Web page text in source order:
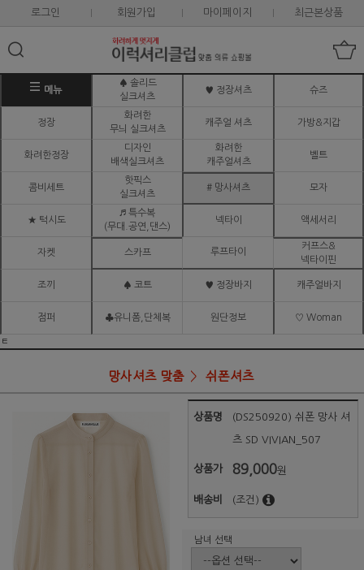
로그인 회원가입 마이페이지 최근본상품
메뉴
♠ 솔리드
실크셔츠
♥ 정장셔츠 슈즈
정장
화려한
무늬 실크셔츠
캐주얼 셔츠 가방&지갑
화려한정장
디자인
배색실크셔츠
화려한
캐주얼셔츠
벨트
콤비세트
핫픽스
실크셔츠
# 망사셔츠 모자
★ 턱시도
♬ 특수복
(무대.공연,댄스)
넥타이 액세서리
자켓 스카프 루프타이
커프스&
넥타이핀
조끼 ♠ 코트 ♥ 정장바지 캐주얼바지
점퍼 ♣유니폼,단체복 원단정보 ♡ Woman
ㅌ
망사셔츠 맞춤 쉬폰셔츠
상품명 (DS250920) 쉬폰 망사 셔
츠 SD VIVIAN_507
상품가 89,000원
배송비 (조건)
남녀 선택